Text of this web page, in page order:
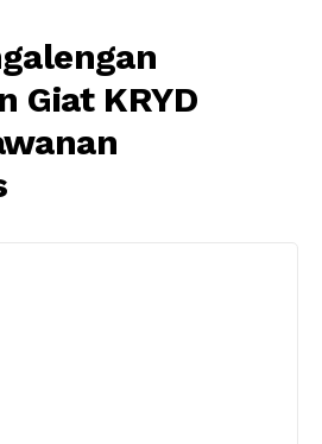
Giat KRYD